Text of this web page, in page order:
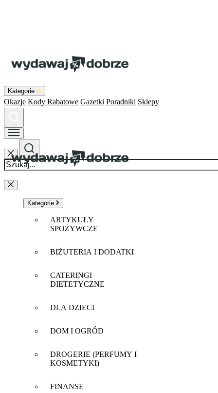
Kategorie
Okazje Kody Rabatowe Gazetki Poradniki Sklepy
Kategorie
ARTYKUŁY
SPOŻYWCZE
BIŻUTERIA I DODATKI
CATERINGI
DIETETYCZNE
DLA DZIECI
DOM I OGRÓD
DROGERIE (PERFUMY I
KOSMETYKI)
FINANSE